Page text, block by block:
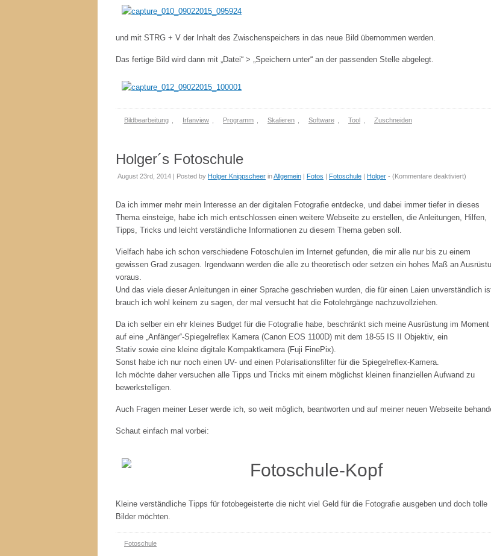
und mit STRG + V der Inhalt des Zwischenspeichers in das neue Bild übernommen werden.
Das fertige Bild wird dann mit „Datei“ > „Speichern unter“ an der passenden Stelle abgelegt.
Bildbearbeitung Irfanview Programm Skalieren Software Tool Zuschneiden
Holger´s Fotoschule
August 23rd, 2014 | Posted by Holger Knippscheer inAllgemein | Fotos | Fotoschule | Holger - (Kommentare deaktiviertfür
)
Da ich immer mehr mein Interesse an der digitalen Fotografie entdecke, und dabei immer tiefer in dieses
Thema einsteige, habe ich mich entschlossen einen weitere Webseite zu erstellen, die Anleitungen, Hilfen,
Tipps, Tricks und leicht verständliche Informationen zu diesem Thema geben soll.
Vielfach habe ich schon verschiedene Fotoschulen im Internet gefunden, die mir alle nur bis zu einem
gewissen Grad zusagen. Irgendwann werden die alle zu theoretisch oder setzen ein hohes Maß an
voraus.
Und das viele dieser Anleitungen in einer Sprache geschrieben wurden, die für einen Laien unverständlich
brauch ich wohl keinem zu sagen, der mal versucht hat die Fotolehrgänge nachzuvollziehen.
Da ich selber ein ehr kleines Budget für die Fotografie habe, beschränkt sich meine Ausrüstung im Moment
auf eine „Anfänger“-Spiegelreflex Kamera (Canon EOS 1100D) mit dem 18-55 IS II Objektiv, ein
Stativ sowie eine kleine digitale Kompaktkamera (Fuji FinePix).
Sonst habe ich nur noch einen UV- und einen Polarisationsfilter für die Spiegelreflex-Kamera.
Ich möchte daher versuchen alle Tipps und Tricks mit einem möglichst kleinen finanziellen Aufwand zu
bewerkstelligen.
Auch Fragen meiner Leser werde ich, so weit möglich, beantworten und auf meiner neuen Webseite
Schaut einfach mal vorbei:
Kleine verständliche Tipps für fotobegeisterte die nicht viel Geld für die Fotografie ausgeben und doch tolle
Bilder möchten.
Fotoschule